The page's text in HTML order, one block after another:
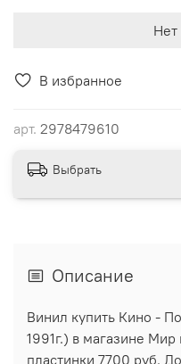
В избранное
арт. 2978479610
Нет
Выбрать
Описание
Винил купить Кино -
1991г.) в магазине
пластинки 7700 руб.